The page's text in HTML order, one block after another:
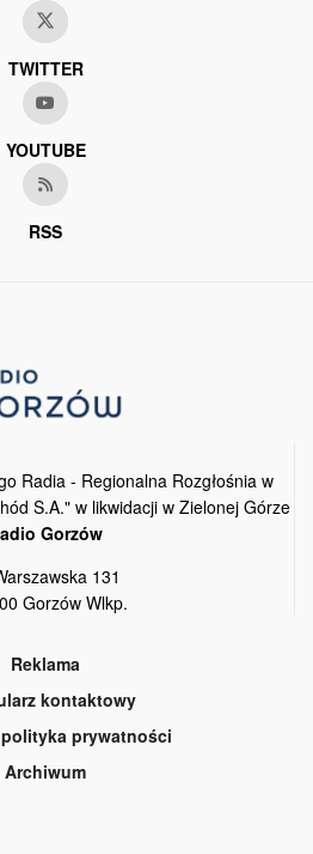
TWITTER
YOUTUBE
RSS
Radia - Regionalna Rozgłośnia w
S.A." w likwidacji w Zielonej Górze
Gorzów
131
Gorzów Wlkp.
Reklama
kontaktowy
prywatności
Archiwum